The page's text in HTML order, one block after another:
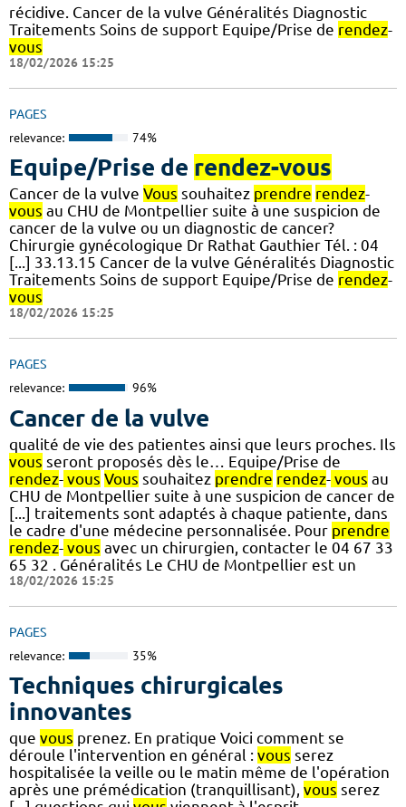
récidive. Cancer de la vulve Généralités Diagnostic
Traitements Soins de support Equipe/Prise de rendez-
vous
18/02/2026 15:25
PAGES
relevance: 74%
Equipe/Prise de rendez-vous
Cancer de la vulve Vous souhaitez prendre rendez-
vous au CHU de Montpellier suite à une suspicion de
cancer de la vulve ou un diagnostic de cancer?
Chirurgie gynécologique Dr Rathat Gauthier Tél. : 04
[...] 33.13.15 Cancer de la vulve Généralités Diagnostic
Traitements Soins de support Equipe/Prise de rendez-
vous
18/02/2026 15:25
PAGES
relevance: 96%
Cancer de la vulve
qualité de vie des patientes ainsi que leurs proches. Ils
vous seront proposés dès le… Equipe/Prise de
rendez- vous Vous souhaitez prendre rendez- vous au
CHU de Montpellier suite à une suspicion de cancer de
[...] traitements sont adaptés à chaque patiente, dans
le cadre d'une médecine personnalisée. Pour prendre
rendez- vous avec un chirurgien, contacter le 04 67 33
65 32 . Généralités Le CHU de Montpellier est un
18/02/2026 15:25
PAGES
relevance: 35%
Techniques chirurgicales
innovantes
que vous prenez. En pratique Voici comment se
déroule l'intervention en général : vous serez
hospitalisée la veille ou le matin même de l'opération
après une prémédication (tranquillisant), vous serez